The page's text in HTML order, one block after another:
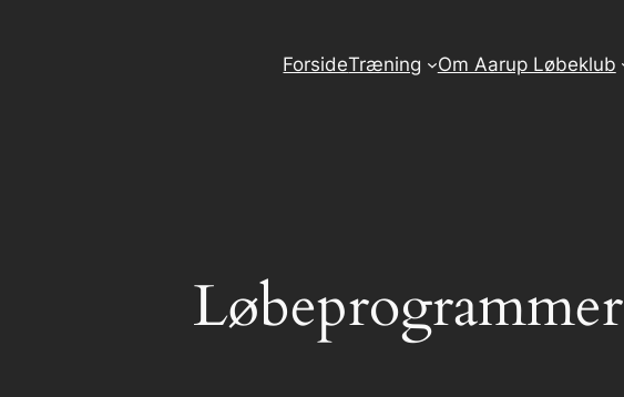
ForsideTræning Om Aarup Løbeklub
Løbeprogrammer